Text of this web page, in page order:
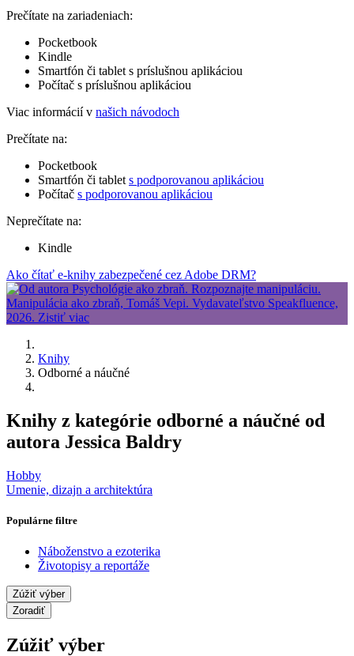
Prečítate na zariadeniach:
Pocketbook
Kindle
Smartfón či tablet s príslušnou aplikáciou
Počítač s príslušnou aplikáciou
Viac informácií v našich návodoch
Prečítate na:
Pocketbook
Smartfón či tablet s podporovanou aplikáciou
Počítač s podporovanou aplikáciou
Neprečítate na:
Kindle
Ako čítať e-knihy zabezpečené cez Adobe DRM?
Knihy
Odborné a náučné
Knihy z kategórie odborné a náučné od
autora Jessica Baldry
Hobby
Umenie, dizajn a architektúra
Populárne filtre
Náboženstvo a ezoterika
Životopisy a reportáže
Zúžiť výber
Zoradiť
Zúžiť výber